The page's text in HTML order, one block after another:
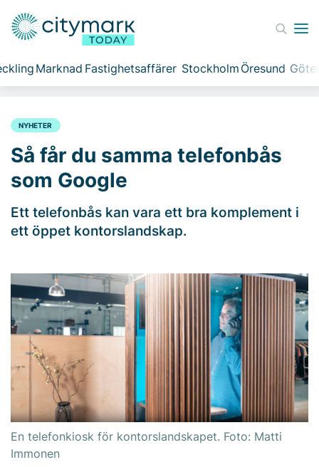
Marknad Fastighetsaffärer Stockholm Öresund
NYHETER
Så får du samma telefonbås
som Google
Ett telefonbås kan vara ett bra komplement i
ett öppet kontorslandskap.
En telefonkiosk för kontorslandskapet. Foto: Matti
Immonen